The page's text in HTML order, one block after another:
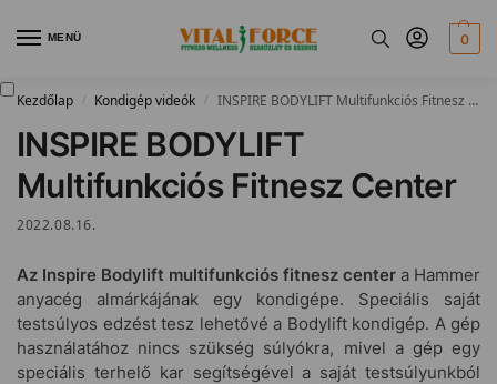
MENÜ 0
Kezdőlap / Kondigép videók / INSPIRE BODYLIFT Multifunkciós Fitnesz Center
INSPIRE BODYLIFT
Multifunkciós Fitnesz Center
2022.08.16.
Az Inspire Bodylift multifunkciós fitnesz center a Hammer
anyacég almárkájának egy kondigépe. Speciális saját
testsúlyos edzést tesz lehetővé a Bodylift kondigép. A gép
használatához nincs szükség súlyókra, mivel a gép egy
speciális terhelő kar segítségével a saját testsúlyunkból